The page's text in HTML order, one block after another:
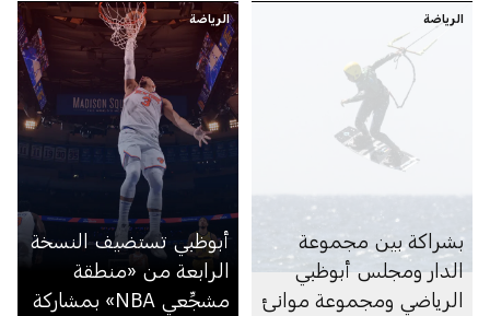
الرياضة
بشراكة بين مجموعة
الدار ومجلس أبوظبي
الرياضي ومجموعة موانئ
الرياضة
أبوظبي تستضيف النسخة
الرابعة من «منطقة
مشجِّعي NBA» بمشاركة